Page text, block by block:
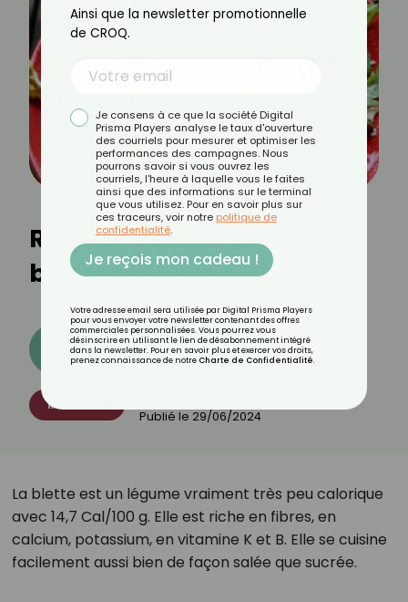
Recette de salade de
blettes et poires
Découvrez les 11 menus CROQ
RECETTES
Publié le 29/06/2024
La blette est un légume vraiment très peu calorique
avec 14,7 Cal/100 g. Elle est riche en fibres, en
calcium, potassium, en vitamine K et B. Elle se cuisine
facilement aussi bien de façon salée que sucrée.
Ainsi que la newsletter promotionnelle
de CROQ.
Je consens à ce que la société Digital
Prisma Players analyse le taux d'ouverture
des courriels pour mesurer et optimiser les
performances des campagnes. Nous
pourrons savoir si vous ouvrez les
courriels, l'heure à laquelle vous le faites
ainsi que des informations sur le terminal
que vous utilisez. Pour en savoir plus sur
ces traceurs, voir notre politique de
confidentialité.
Je reçois mon cadeau !
Votre adresse email sera utilisée par Digital Prisma Players
pour vous envoyer votre newsletter contenant des offres
commerciales personnalisées. Vous pourrez vous
désinscrire en utilisant le lien de désabonnement intégré
dans la newsletter. Pour en savoir plus et exercer vos droits,
prenez connaissance de notre Charte de Confidentialité.